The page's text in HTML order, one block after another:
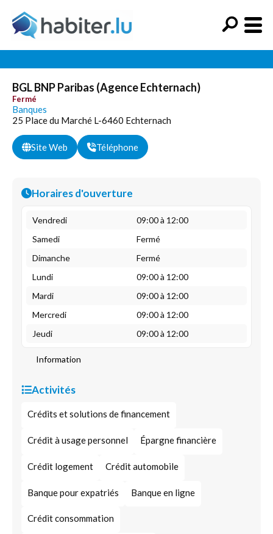
BGL BNP Paribas (Agence Echternach)
Fermé
Banques
25 Place du Marché L-6460 Echternach
Site Web Téléphone
Horaires d'ouverture
Vendredi
09:00 à 12:00
Samedi
Fermé
Dimanche
Fermé
Lundi
09:00 à 12:00
Mardi
09:00 à 12:00
Mercredi
09:00 à 12:00
Jeudi
09:00 à 12:00
Information
Activités
Crédits et solutions de financement
Crédit à usage personnel Épargne financière
Crédit logement Crédit automobile
Banque pour expatriés Banque en ligne
Crédit consommation